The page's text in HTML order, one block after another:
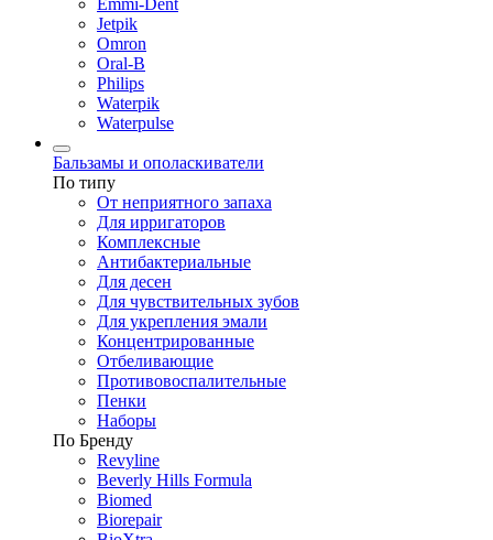
Emmi-Dent
Jetpik
Omron
Oral-B
Philips
Waterpik
Waterpulse
Бальзамы и ополаскиватели
По типу
От неприятного запаха
Для ирригаторов
Комплексные
Антибактериальные
Для десен
Для чувствительных зубов
Для укрепления эмали
Концентрированные
Отбеливающие
Противовоспалительные
Пенки
Наборы
По Бренду
Revyline
Beverly Hills Formula
Biomed
Biorepair